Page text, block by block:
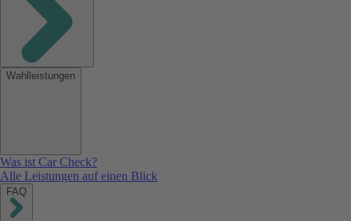
Wahlleistungen
Was ist Car Check?
Alle Leistungen auf einen Blick
FAQ